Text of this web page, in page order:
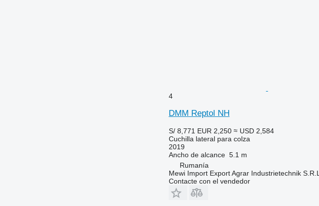
4
DMM Reptol NH
S/ 8,771 EUR 2,250 ≈ USD 2,584
Cuchilla lateral para colza
2019
Ancho de alcance 5.1 m
Rumanía
Mewi Import Export Agrar Industrietechnik S.R.L.
Contacte con el vendedor